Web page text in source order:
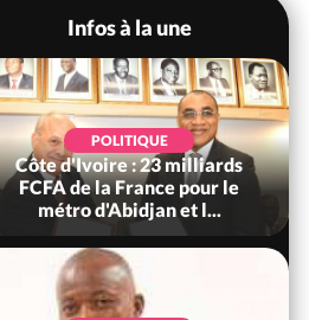
Infos à la une
POLITIQUE
Côte d'Ivoire : 23 milliards
FCFA de la France pour le
métro d'Abidjan et l...